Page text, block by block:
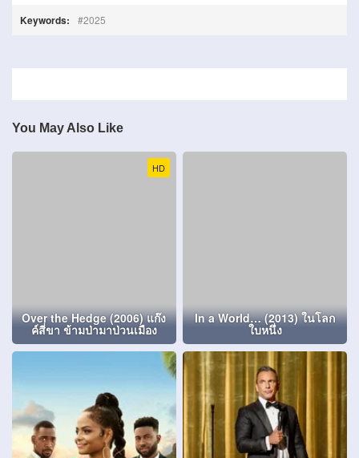
Keywords: 2025
You May Also Like
HD
Over the Hedge (2006) แก๊ง
ค์สี่ขา ข้ามป่ามาป่วนเมือง
In a World… (2013) ในโลก
ใบหนึ่ง